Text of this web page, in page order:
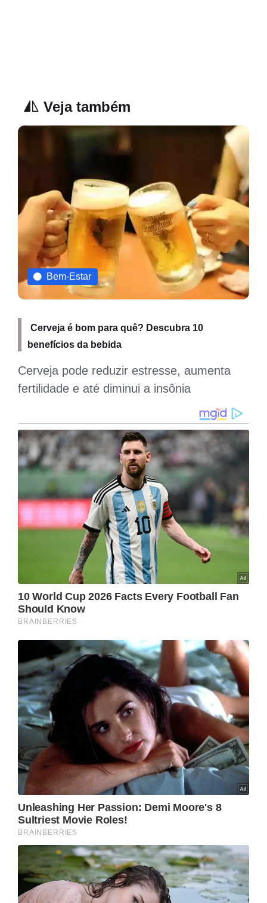
Veja também
Curiosidades
Cerveja Weiss: conheça essa estilo de bebida
Clara e refrescante, a Weiss é produzida a
partir do malte de trigo; saiba mais sobre a
bebida